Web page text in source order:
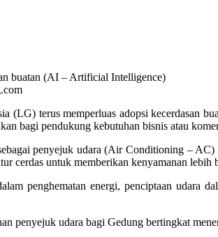
buatan (AI – Artificial Intelligence)
(LG) terus memperluas adopsi kecerdasan
bagi pendukung kebutuhan bisnis atau
penyejuk udara (Air Conditioning –
untuk memberikan kenyamanan lebih
penghematan energi, penciptaan udara
udara bagi Gedung bertingkat